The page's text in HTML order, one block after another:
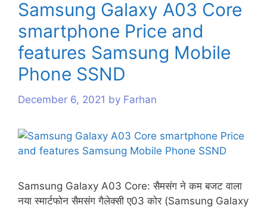
Samsung Galaxy A03 Core
smartphone Price and
features Samsung Mobile
Phone SSND
December 6, 2021 by Farhan
Samsung Galaxy A03 Core: सैमसंग ने कम बजट वाला
नया स्मार्टफोन सैमसंग गैलेक्सी ए03 कोर (Samsung Galaxy
s